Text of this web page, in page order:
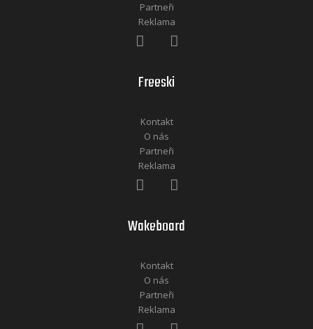
Partneři
Reklama
Freeski
Kontakt
O nás
Partneři
Reklama
Wakeboard
Kontakt
O nás
Partneři
Reklama